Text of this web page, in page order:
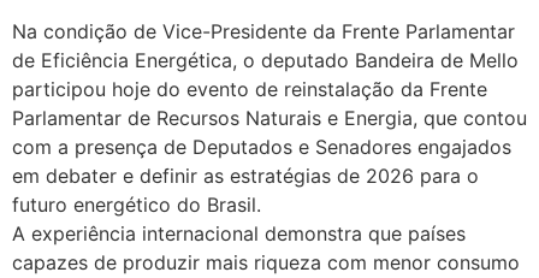
Na condição de Vice-Presidente da Frente Parlamentar
de Eficiência Energética, o deputado Bandeira de Mello
participou hoje do evento de reinstalação da Frente
Parlamentar de Recursos Naturais e Energia, que contou
com a presença de Deputados e Senadores engajados
em debater e definir as estratégias de 2026 para o
futuro energético do Brasil.
A experiência internacional demonstra que países
capazes de produzir mais riqueza com menor consumo